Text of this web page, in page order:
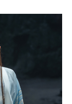
reserved.